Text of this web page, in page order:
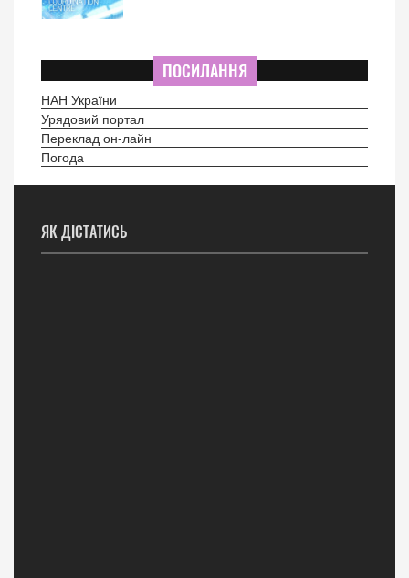
ПОСИЛАННЯ
НАН України
Урядовий портал
Переклад он-лайн
Погода
ЯК ДІСТАТИСЬ